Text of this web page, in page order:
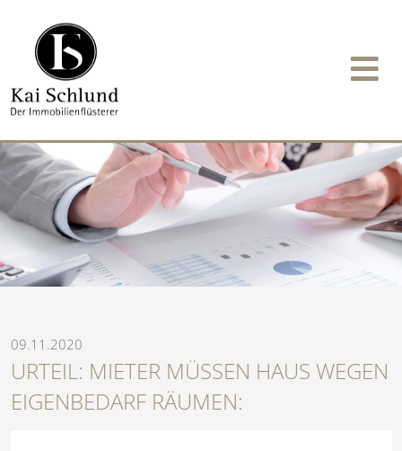
09.11.2020
URTEIL: MIETER MÜSSEN HAUS WEGEN
EIGENBEDARF RÄUMEN: